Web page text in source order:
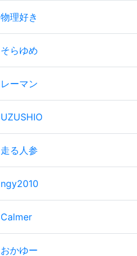
物理好き
そらゆめ
レーマン
UZUSHIO
走る人参
ngy2010
Calmer
おかゆー